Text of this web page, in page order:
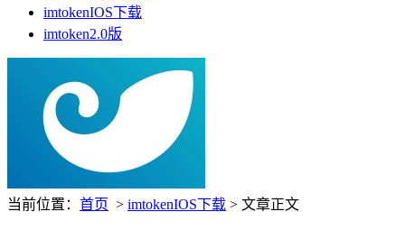
imtokenIOS下载
imtoken2.0版
当前位置： 首页 > imtokenIOS下载 > 文章正文